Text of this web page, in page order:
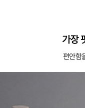
가장
편안함